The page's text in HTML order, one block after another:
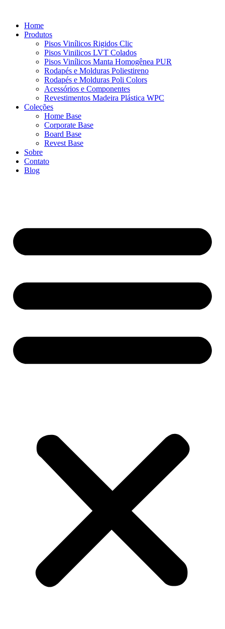
conteúdo
Home
Produtos
⁠Pisos Vinílicos Rigidos Clic
⁠Pisos Vinilicos LVT Colados
Pisos Vinílicos Manta Homogênea PUR
Rodapés e Molduras Poliestireno
Rodapés e Molduras Poli Colors
⁠Acessórios e Componentes
⁠Revestimentos Madeira Plástica WPC
Coleções
Home Base
Corporate Base
Board Base
Revest Base
Sobre
Contato
Blog